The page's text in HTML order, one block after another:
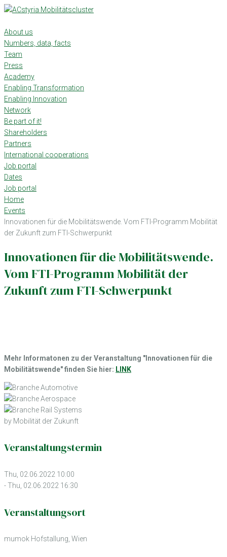
Skip
content
About us
Numbers, data, facts
Team
Press
Academy
Enabling Transformation
Enabling Innovation
Network
Be part of it!
Shareholders
Partners
International cooperations
Job portal
Dates
Job portal
Home
Events
Innovationen für die Mobilitätswende. Vom FTI-Programm Mobilität
der Zukunft zum FTI-Schwerpunkt
Innovationen für die Mobilitätswende.
Vom FTI-Programm Mobilität der
Zukunft zum FTI-Schwerpunkt
Mehr Informatonen zu der Veranstaltung "Innovationen für die
Mobilitätswende" finden Sie hier: LINK
by Mobilität der Zukunft
Veranstaltungstermin
Thu, 02.06.2022 10:00
- Thu, 02.06.2022 16:30
Veranstaltungsort
mumok Hofstallung, Wien